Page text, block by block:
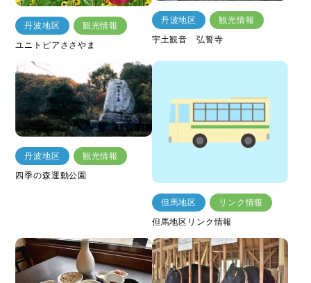
丹波地区
観光情報
ユニトピアささやま
丹波地区
観光情報
宇土観音 弘誓寺
丹波地区
観光情報
四季の森運動公園
但馬地区
リンク情報
但馬地区リンク情報